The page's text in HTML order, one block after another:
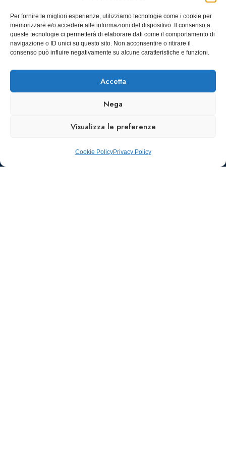
Per fornire le migliori esperienze, utilizziamo tecnologie come i cookie per
memorizzare e/o accedere alle informazioni del dispositivo. Il consenso a
queste tecnologie ci permetterà di elaborare dati come il comportamento di
navigazione o ID unici su questo sito. Non acconsentire o ritirare il
consenso può influire negativamente su alcune caratteristiche e funzioni.
Accetta
Nega
Visualizza le preferenze
Cookie PolicyPrivacy Policy
Tel.: 06328121
infoaiic2026@ega.it
Castelfidardo,
22 10128
Torino
SCARICA
ICS